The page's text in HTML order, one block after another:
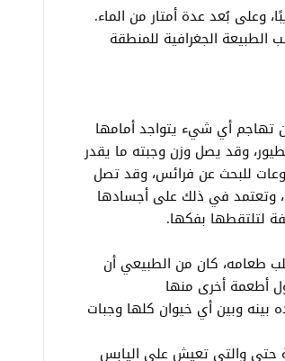
وعلى بُعد عدة أمتار من الماء.
الجغرافية للمنطقة
تهاجم أي شيء يتواجد أمامها
وقد يصل وزن وجبته ما يقدر
للبحث عن فرائس، وقد تصل
وتعتمد في ذلك على أجسادها
لتلتقطها بفكها.
طعامه، كان من الطبيعي أن
أطعمة أخرى منها
بينه وبين أي خيوان كلها وجبات
حتى والتي تعيش على اليابس